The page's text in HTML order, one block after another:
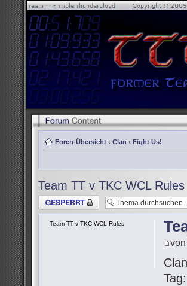
Foren-Übersicht ‹ Clan ‹ Fight Us!
Team TT v TKC WCL Rules
Thema gesperrt
Team TT v TKC WCL Rules